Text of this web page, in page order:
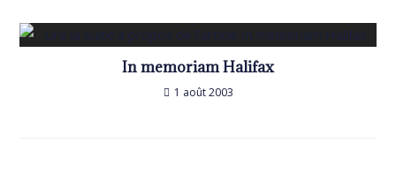
In memoriam Halifax
1 août 2003